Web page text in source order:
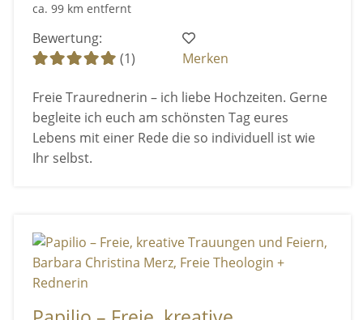
ca. 99 km entfernt
Bewertung:
(1)
Merken
Freie Traurednerin – ich liebe Hochzeiten. Gerne
begleite ich euch am schönsten Tag eures
Lebens mit einer Rede die so individuell ist wie
Ihr selbst.